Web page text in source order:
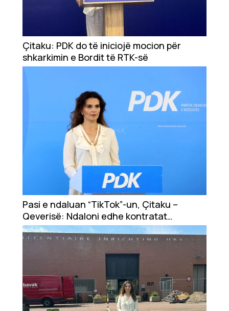
Çitaku: PDK do të iniciojë mocion për
shkarkimin e Bordit të RTK-së
Pasi e ndaluan “TikTok”-un, Çitaku –
Qeverisë: Ndaloni edhe kontratat
njëburimore, shkeljet e Kushtetutës e
subvencionet për familjarë